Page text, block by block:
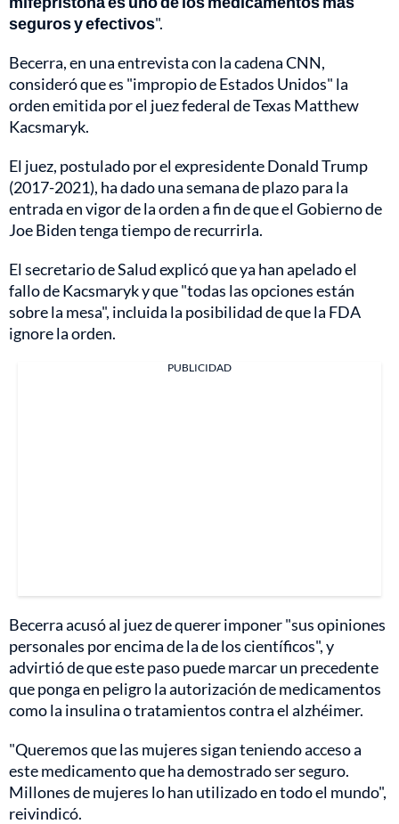
seguros y efectivos".
Becerra, en una entrevista con la cadena CNN,
consideró que es "impropio de Estados Unidos" la
orden emitida por el juez federal de Texas Matthew
Kacsmaryk.
El juez, postulado por el expresidente Donald Trump
(2017-2021), ha dado una semana de plazo para la
entrada en vigor de la orden a fin de que el Gobierno de
Joe Biden tenga tiempo de recurrirla.
El secretario de Salud explicó que ya han apelado el
fallo de Kacsmaryk y que "todas las opciones están
sobre la mesa", incluida la posibilidad de que la FDA
ignore la orden.
PUBLICIDAD
Becerra acusó al juez de querer imponer "sus opiniones
personales por encima de la de los científicos", y
advirtió de que este paso puede marcar un precedente
que ponga en peligro la autorización de medicamentos
como la insulina o tratamientos contra el alzhéimer.
"Queremos que las mujeres sigan teniendo acceso a
este medicamento que ha demostrado ser seguro.
Millones de mujeres lo han utilizado en todo el mundo",
reivindicó.